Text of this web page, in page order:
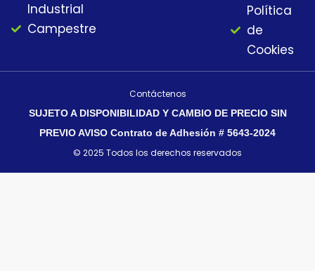
Industrial
Campestre
Política
de
Cookies
© 2025 Todos los derechos reservados
SUJETO A DISPONIBILIDAD Y CAMBIO DE PRECIO SIN
PREVIO AVISO Contrato de Adhesión # 5643-2024
Contáctenos